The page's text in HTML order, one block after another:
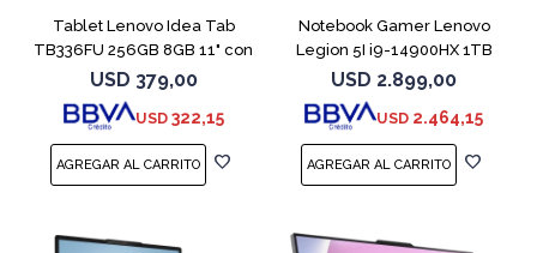
Tablet Lenovo Idea Tab
TB336FU 256GB 8GB 11" con
Pen + Funda
USD 379,00
USD 322,15
Notebook Gamer Lenovo
Legion 5I i9-14900HX 1TB
16GB RTX5070
USD 2.899,00
USD 2.464,15